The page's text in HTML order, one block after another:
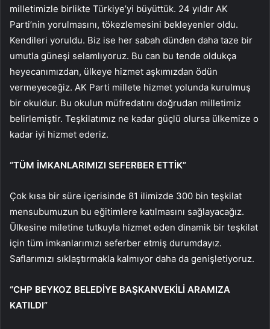
milletimizle birlikte Türkiye’yi büyüttük. 24 yıldır AK
Parti’nin yorulmasını, tökezlemesini bekleyenler oldu.
Kendileri yoruldu. Biz ise her sabah dünden daha taze bir
umutla güneşi selamlıyoruz. Bu can bu tende oldukça
heyecanımızdan, ülkeye hizmet aşkımızdan ödün
vermeyeceğiz. AK Parti millete hizmet yolunda kurulmuş
bir okuldur. Bu okulun müfredatını doğrudan milletimiz
belirlemiştir. Teşkilatımız ne kadar güçlü olursa ülkemize o
kadar iyi hizmet ederiz.
“TÜM İMKANLARIMIZI SEFERBER ETTİK”
Çok kısa bir süre içerisinde 81 ilimizde 300 bin teşkilat
mensubumuzun bu eğitimlere katılmasını sağlayacağız.
Ülkesine miletine tutkuyla hizmet eden dinamik bir teşkilat
için tüm imkanlarımızı seferber etmiş durumdayız.
Saflarımızı sıklaştırmakla kalmıyor daha da genişletiyoruz.
“CHP BEYKOZ BELEDİYE BAŞKANVEKİLİ ARAMIZA
KATILDI”